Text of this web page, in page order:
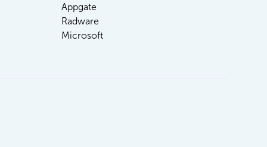
Appgate
Radware
Microsoft